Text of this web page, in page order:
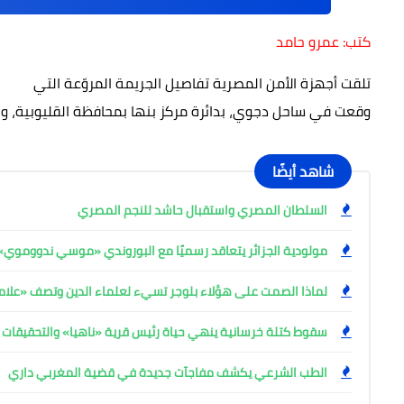
كتب: عمرو حامد
تلقت أجهزة الأمن المصرية تفاصيل الجريمة المروّعة التي
وقعت في ساحل دجوي، بدائرة مركز بنها بمحافظة القليوبية،
شاهد أيضًا
السلطان المصري واستقبال حاشد للنجم المصري
مولودية الجزائر يتعاقد رسميًا مع البوروندي «موسي
لماذا الصمت على هؤلاء بلوجر تسيء لعلماء الدين وتصف
سقوط كتلة خرسانية ينهي حياة رئيس قرية «ناهيا»
الطب الشرعي يكشف مفاجآت جديدة في قضية المغربي داري